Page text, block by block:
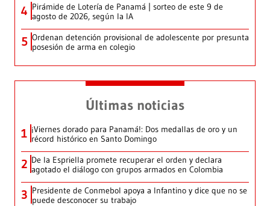
4 Pirámide de Lotería de Panamá | sorteo de este 9 de
agosto de 2026, según la IA
5 Ordenan detención provisional de adolescente por presunta
posesión de arma en colegio
Últimas noticias
1 ¡Viernes dorado para Panamá!: Dos medallas de oro y un
récord histórico en Santo Domingo
2 De la Espriella promete recuperar el orden y declara
agotado el diálogo con grupos armados en Colombia
3 Presidente de Conmebol apoya a Infantino y dice que no se
puede desconocer su trabajo